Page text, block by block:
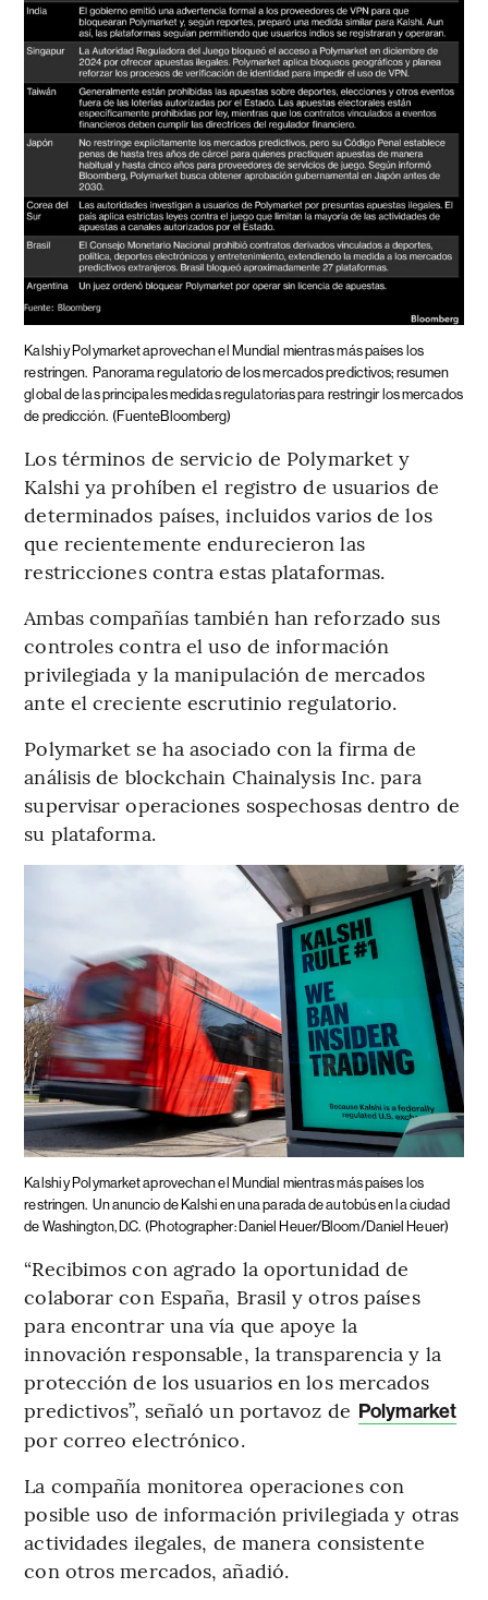
Kalshi y Polymarket aprovechan el Mundial mientras más países los
restringen. Panorama regulatorio de los mercados predictivos; resumen
global de las principales medidas regulatorias para restringir los mercados
de predicción. (FuenteBloomberg)
Los términos de servicio de Polymarket y
Kalshi ya prohíben el registro de usuarios de
determinados países, incluidos varios de los
que recientemente endurecieron las
restricciones contra estas plataformas.
Ambas compañías también han reforzado sus
controles contra el uso de información
privilegiada y la manipulación de mercados
ante el creciente escrutinio regulatorio.
Polymarket se ha asociado con la firma de
análisis de blockchain Chainalysis Inc. para
supervisar operaciones sospechosas dentro de
su plataforma.
Kalshi y Polymarket aprovechan el Mundial mientras más países los
restringen. Un anuncio de Kalshi en una parada de autobús en la ciudad
de Washington, D.C. (Photographer: Daniel Heuer/Bloom/Daniel Heuer)
“Recibimos con agrado la oportunidad de
colaborar con España, Brasil y otros países
para encontrar una vía que apoye la
innovación responsable, la transparencia y la
protección de los usuarios en los mercados
predictivos”, señaló un portavoz de Polymarket
por correo electrónico.
La compañía monitorea operaciones con
posible uso de información privilegiada y otras
actividades ilegales, de manera consistente
con otros mercados, añadió.